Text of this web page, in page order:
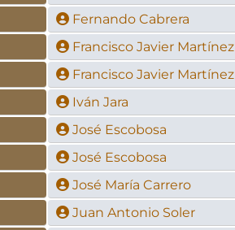
Fernando Cabrera
Francisco Javier Martínez
Francisco Javier Martínez
Iván Jara
José Escobosa
José Escobosa
José María Carrero
Juan Antonio Soler